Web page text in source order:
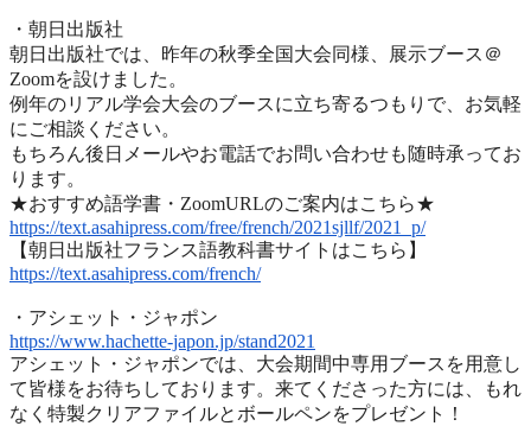
・朝日出版社
朝日出版社では、昨年の秋季全国大会同様、展示ブース＠
Zoomを設けました。
例年のリアル学会大会のブースに立ち寄るつもりで、 お気軽
にご相談ください。
もちろん後日メールやお電話でお問い合わせも随時承ってお
ります。
★おすすめ語学書・ZoomURLのご案内はこちら★
https://text.asahipress.com/free/french/2021sjllf/2021_p/
【朝日出版社フランス語教科書サイトはこちら】
https://text.asahipress.com/french/
・アシェット・ジャポン
https://www.hachette-japon.jp/stand2021
アシェット・ジャポンでは、 大会期間中専用ブースを用意し
て皆様をお待ちしております。 来てくださった方には、
もれ
なく特製クリアファイルとボールペンをプレゼント！